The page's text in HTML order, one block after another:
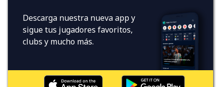
Descarga nuestra nueva app y
sigue tus jugadores favoritos,
clubs y mucho más.